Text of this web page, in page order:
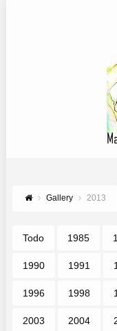
Gallery 2013
Todo 1985
1990 1991
1996 1998
2003 2004